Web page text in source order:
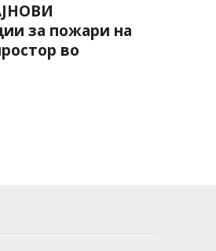
за пожари на
во